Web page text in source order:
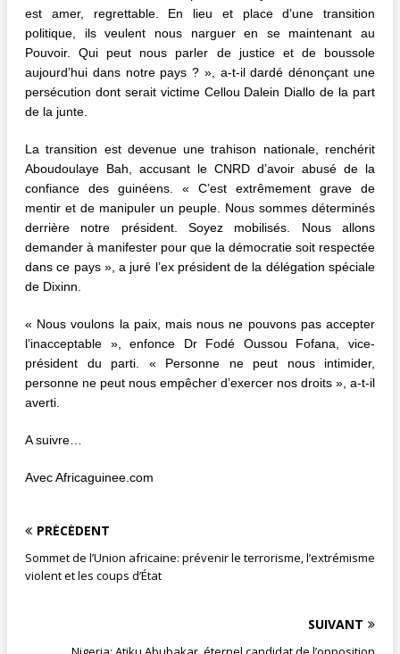
est amer, regrettable. En lieu et place d’une transition
politique, ils veulent nous narguer en se maintenant au
Pouvoir. Qui peut nous parler de justice et de boussole
aujourd’hui dans notre pays ? », a-t-il dardé dénonçant une
persécution dont serait victime Cellou Dalein Diallo de la part
de la junte.
La transition est devenue une trahison nationale, renchérit
Aboudoulaye Bah, accusant le CNRD d’avoir abusé de la
confiance des guinéens. « C’est extrêmement grave de
mentir et de manipuler un peuple. Nous sommes déterminés
derrière notre président. Soyez mobilisés. Nous allons
demander à manifester pour que la démocratie soit respectée
dans ce pays », a juré l’ex président de la délégation spéciale
de Dixinn.
« Nous voulons la paix, mais nous ne pouvons pas accepter
l’inacceptable », enfonce Dr Fodé Oussou Fofana, vice-
président du parti. « Personne ne peut nous intimider,
personne ne peut nous empêcher d’exercer nos droits », a-t-il
averti.
A suivre…
Avec Africaguinee.com
PRÉCÉDENT
Sommet de l’Union africaine: prévenir le terrorisme, l’extrémisme
violent et les coups d’État
SUIVANT